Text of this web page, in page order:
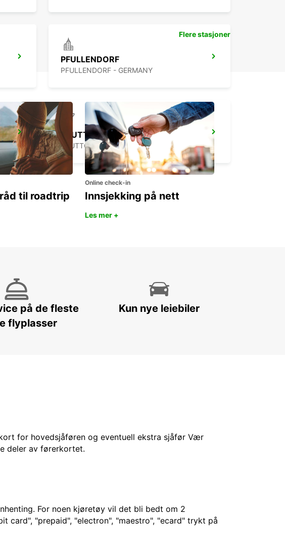
PFULLENDORF
PFULLENDORF - GERMANY
STUTTGART AIRPORT
STUTTGART - GERMANY
Flere stasjoner
til roadtrip
Online check-in
Innsjekking på nett
Les mer +
på de fleste
flyplasser
Kun nye leiebiler
for hovedsjåføren og eventuell ekstra sjåfør Vær
deler av førerkortet.
For noen kjøretøy vil det bli bedt om 2
"prepaid", "electron", "maestro", "ecard" trykt på